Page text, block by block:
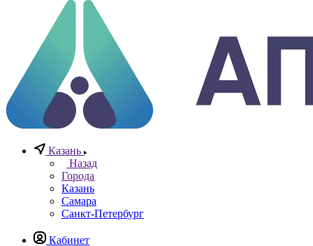
+7 (812) 640-40-13
По всем вопросам
8 800 777 20 78 Отдел неразрушающего контроля
+7 965 786 38 77
Отдел контрольно измерительных приборов
Заказать звонок
0